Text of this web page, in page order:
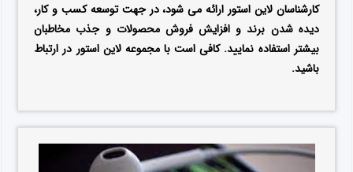
کارشناسان لاین استور ارائه می شود، در جهت توسعه کسب و کار،
دیده شدن برند و افزایش فروش محصولات و جذب مخاطبان
بیشتر استفاده نمایید. کافی است با مجموعه لاین استور در ارتباط
باشید.